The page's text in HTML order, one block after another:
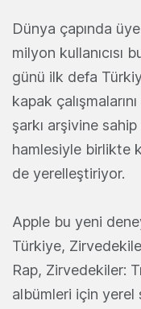
Dünya çapında
milyon kullanıcısı
günü ilk defa
kapak
şarkı arşivine
hamlesiyle birlikte
de yerelleştiriyor.
Apple bu yeni
Türkiye,
Rap, Zirvedekiler:
albümleri için yerel